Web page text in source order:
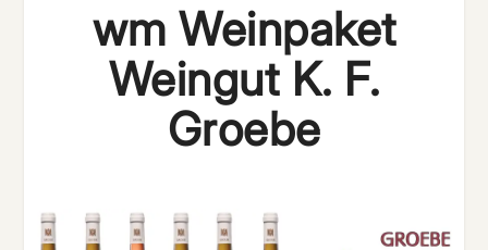
wm Weinpaket
Weingut K. F.
Groebe